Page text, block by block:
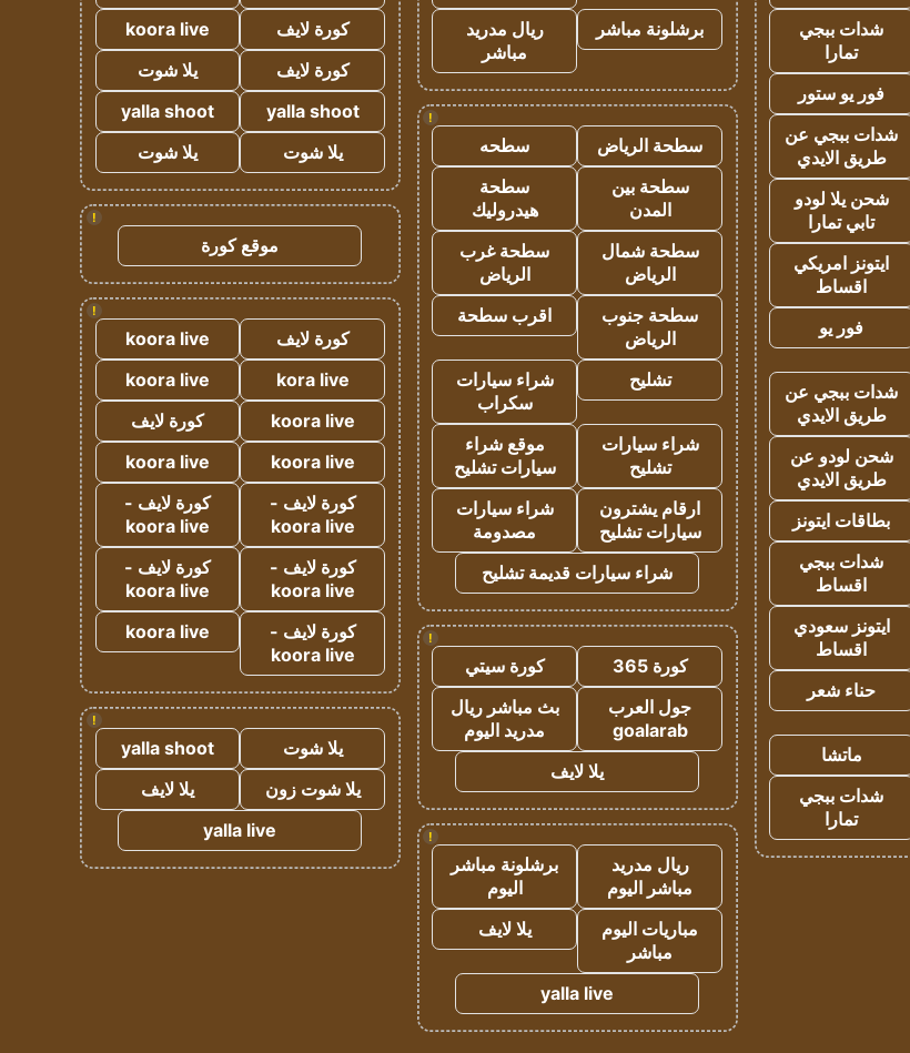
شدات ببجي
تمارا
فور يو ستور
شدات ببجي عن
طريق الايدي
شحن يلا لودو
تابي تمارا
ايتونز امريكي
اقساط
فور يو
شدات ببجي عن
طريق الايدي
شحن لودو عن
طريق الايدي
بطاقات ايتونز
شدات ببجي
اقساط
ايتونز سعودي
اقساط
حناء شعر
ماتشا
شدات ببجي
تمارا
برشلونة مباشر
ريال مدريد
مباشر
!
سطحة الرياض
سطحه
سطحة بين
المدن
سطحة
هيدروليك
سطحة شمال
الرياض
سطحة غرب
الرياض
سطحة جنوب
الرياض
اقرب سطحة
تشليح
شراء سيارات
سكراب
شراء سيارات
تشليح
موقع شراء
سيارات تشليح
ارقام يشترون
سيارات تشليح
شراء سيارات
مصدومة
شراء سيارات قديمة تشليح
!
كورة 365
كورة سيتي
جول العرب
goalarab
بث مباشر ريال
مدريد اليوم
يلا لايف
!
ريال مدريد
مباشر اليوم
برشلونة مباشر
اليوم
مباريات اليوم
مباشر
يلا لايف
yalla live
كورة لايف
koora live
كورة لايف
يلا شوت
yalla shoot
yalla shoot
يلا شوت
يلا شوت
!
موقع كورة
!
كورة لايف
koora live
kora live
koora live
koora live
كورة لايف
koora live
koora live
كورة لايف -
koora live
كورة لايف -
koora live
كورة لايف -
koora live
كورة لايف -
koora live
كورة لايف -
koora live
koora live
!
يلا شوت
yalla shoot
يلا شوت زون
يلا لايف
yalla live